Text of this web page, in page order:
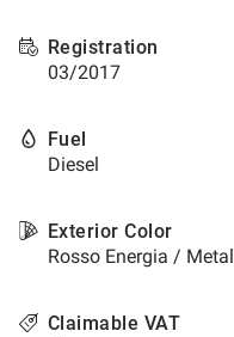
Registration
03/2017
Fuel
Diesel
Exterior Color
Claimable VAT
usefulness
and
these
tracking
refer
cookie
policy.